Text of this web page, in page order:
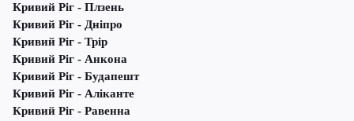
Кривий Ріг - Плзень
Кривий Ріг - Дніпро
Кривий Ріг - Трір
Кривий Ріг - Анкона
Кривий Ріг - Будапешт
Кривий Ріг - Аліканте
Кривий Ріг - Равенна